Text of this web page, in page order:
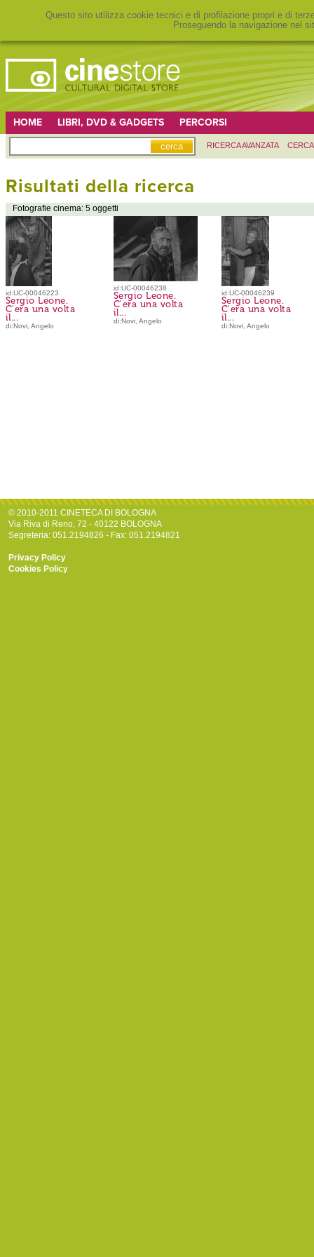
Questo sito utilizza cookie tecnici e di profilazione propri e di
Proseguendo la navigazione nel
HOME LIBRI, DVD & GADGETS PERCORSI
RICERCA AVANZATA
Risultati della ricerca
Fotografie cinema: 5 oggetti
id:UC-00046223
Sergio Leone.
C'era una volta
il...
di:Novi, Angelo
id:UC-00046238
Sergio Leone.
C'era una volta
il...
di:Novi, Angelo
id:UC-00046239
Sergio Leone.
C'era una volta
il...
di:Novi, Angelo
© 2010-2011 CINETECA DI BOLOGNA
Via Riva di Reno, 72 - 40122 BOLOGNA
Segreteria: 051.2194826 - Fax: 051.2194821
Privacy Policy
Cookies Policy